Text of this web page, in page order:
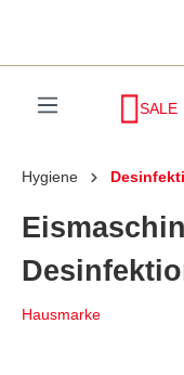
SALE
Hygiene
Hausmarke